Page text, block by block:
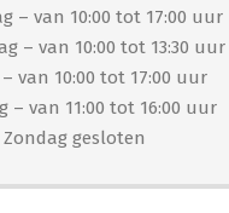
– van 10:00 tot 17:00 uur
– van 10:00 tot 13:30 uur
van 10:00 tot 17:00 uur
– van 11:00 tot 16:00 uur
Zondag gesloten